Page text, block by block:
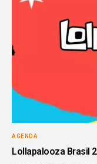
AGENDA
Lollapalooza Brasil